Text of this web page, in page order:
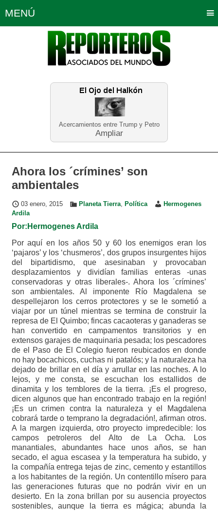
Acercamientos entre Trump y Petro
Ampliar
MENÚ
Política Opinión Bogotá
Planeta Tierra Deportes
Educación Neira
Ahora los ´crímines’ son
ambientales
03 enero, 2015 Planeta Tierra, Política
Hermogenes
Ardila
Por:Hermogenes Ardila
Por aquí en los años 50 y 60 los enemigos eran los
‘pajaros’ y los ‘chusmeros’, dos grupos insurgentes hijos
del bipartidismo, que asesinaban y provocaban
desplazamientos y dividían familias enteras -unas
conservadoras y otras liberales-. Ahora los ´crímines’
son ambientales. Al imponente Río Magdalena se
despellejaron los cerros protectores y se le sometió a
viajar por un túnel mientras se termina de construir la
represa de El Quimbo; fincas cacaoteras y ganaderas se
han convertido en campamentos transitorios y en
extensos garajes de maquinaria pesada; los pescadores
de el Paso de El Colegio fueron reubicados en donde
no hay bocachicos, cuchas ni patalós; y la naturaleza ha
dejado de brillar en el día y arrullar en las noches. A lo
lejos, y me consta, se escuchan los estallidos de
dinamita y los temblores de la tierra. ¡Es el progreso,
dicen algunos que han encontrado trabajo en la región!
¡Es un crimen contra la naturaleza y el Magdalena
cobrará tarde o temprano la degradación!, afirman otros.
A la margen izquierda, otro proyecto impredecible: los
campos petroleros del Alto de La Ocha. Los
manantiales, abundantes hace unos años, se han
secado, el agua escasea y la temperatura ha subido, y
la compañía entrega tejas de zinc, cemento y estantillos
a los habitantes de la región. Un contentillo mísero para
las generaciones futuras que no podrán vivir en un
desierto. En la zona brillan por su ausencia proyectos
sostenibles, aunque la tierra es mágica; abunda la